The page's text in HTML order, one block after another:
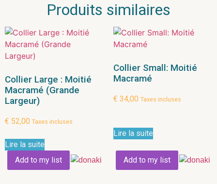
Produits similaires
Collier Large : Moitié
Macramé (Grande
Largeur)
€ 52,00 Taxes incluses
Lire la suite
Add to my list
Collier Small: Moitié
Macramé
€ 34,00 Taxes incluses
Lire la suite
Add to my list